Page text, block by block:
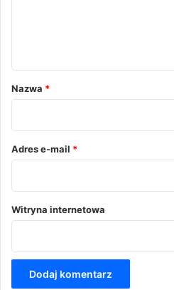
r
*
Nazwa *
Adres e-mail *
Witryna internetowa